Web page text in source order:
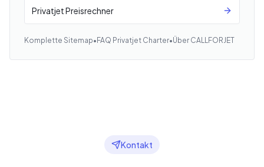
Privatjet Preisrechner
Komplette Sitemap• FAQ Privatjet Charter•Über CALLFORJET
Kontakt